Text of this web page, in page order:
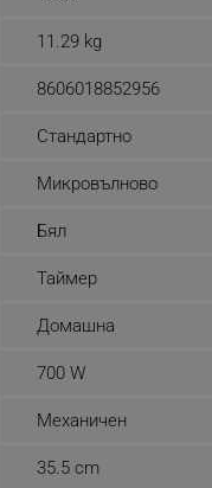
11.29 kg
8606018852956
Стандартно
Микровълново
Бял
Таймер
Домашна
700 W
Механичен
35.5 cm
segmentifyExtension
rlv_mode
rlv_p
rlv_iv
rlv_e_pt